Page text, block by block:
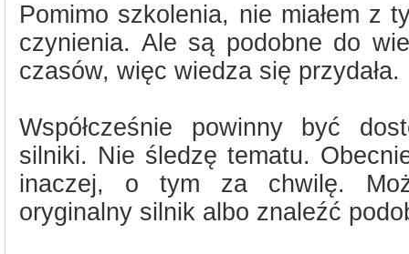
Pomimo szkolenia, nie miałem z
czynienia. Ale są podobne do
czasów, więc wiedza się przydała.
Współcześnie powinny być
silniki. Nie śledzę tematu.
inaczej, o tym za chwilę.
oryginalny silnik albo znaleźć